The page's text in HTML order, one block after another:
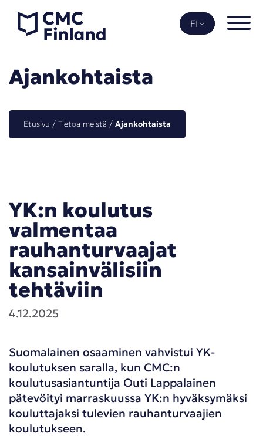
sisältöön
FI
Ajankohtaista
Etusivu / Tietoa meistä / Ajankohtaista
YK:n koulutus
valmentaa
rauhanturvaajat
kansainvälisiin
tehtäviin
4.12.2025
Suomalainen osaaminen vahvistui YK-
koulutuksen saralla, kun CMC:n
koulutusasiantuntija Outi Lappalainen
pätevöityi marraskuussa YK:n hyväksymäksi
kouluttajaksi tulevien rauhanturvaajien
koulutukseen.